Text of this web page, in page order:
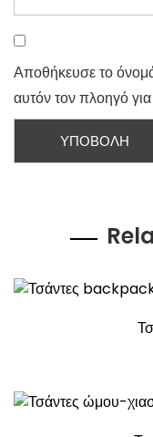
Αποθήκευσε το
αυτόν τον πλοηγό